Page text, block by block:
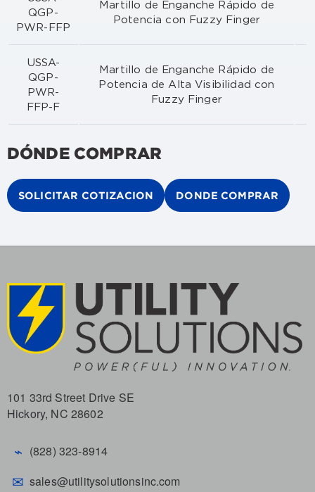
QGP-
PWR-FFP
Martillo de Enganche Rápido de
Potencia con Fuzzy Finger
USSA-
QGP-
PWR-
FFP-F
Martillo de Enganche Rápido de
Potencia de Alta Visibilidad con
Fuzzy Finger
DÓNDE COMPRAR
SOLICITAR COTIZACION DONDE COMPRAR
101 33rd Street Drive SE
Hickory, NC 28602
⌁ (828) 323-8914
✉ sales@utilitysolutionsinc.com